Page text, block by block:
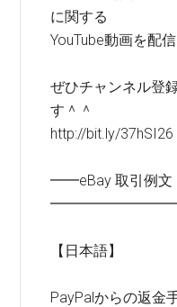
に関する
YouTube動画を配
ぜひチャンネル登
す＾＾
http://bit.ly/37hSI26
━━eBay 取引例文
【日本語】
PayPalからの返金